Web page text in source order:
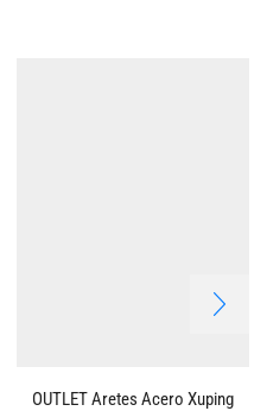
OUTLET Aretes Acero Xuping